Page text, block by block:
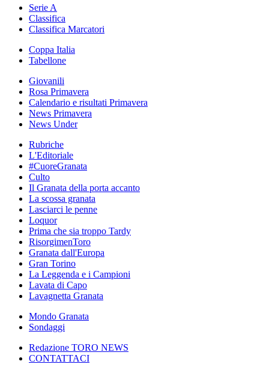
Serie A
Classifica
Classifica Marcatori
Coppa Italia
Tabellone
Giovanili
Rosa Primavera
Calendario e risultati Primavera
News Primavera
News Under
Rubriche
L'Editoriale
#CuoreGranata
Culto
Il Granata della porta accanto
La scossa granata
Lasciarci le penne
Loquor
Prima che sia troppo Tardy
RisorgimenToro
Granata dall'Europa
Gran Torino
La Leggenda e i Campioni
Lavata di Capo
Lavagnetta Granata
Mondo Granata
Sondaggi
Redazione TORO NEWS
CONTATTACI